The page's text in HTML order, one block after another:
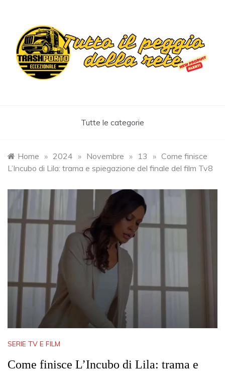
content
Tutte le categorie
Home » 2024 » Novembre » 13 » Come finisce
L’Incubo di Lila: trama e spiegazione del finale del film Tv8
SERIE TV E FILM
Come finisce L’Incubo di Lila: trama e